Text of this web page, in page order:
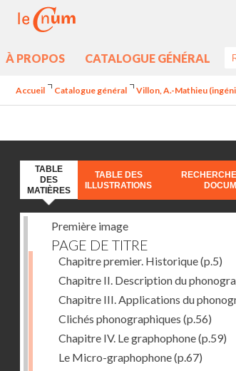
À PROPOS CATALOGUE GÉNÉRAL
Accueil Catalogue général Villon, A.-Mathieu
TABLE
DES
MATIÈRES
TABLE DES
ILLUSTRATIONS
Première image
PAGE DE TITRE
Chapitre premier. Historique(p.5)
Chapitre II. Description du
Chapitre III. Applications du
Clichés phonographiques (p.56)
Chapitre IV. Le graphophone(p.59)
Le Micro-graphophone(p.67)